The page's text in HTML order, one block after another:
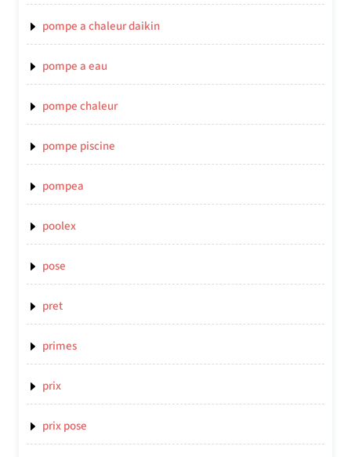
pompe a chaleur daikin
pompe a eau
pompe chaleur
pompe piscine
pompea
poolex
pose
pret
primes
prix
prix pose